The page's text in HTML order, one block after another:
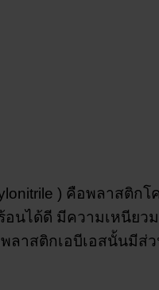
) คือพลาสติก
นได้ดี มีความเหนียว
ลาสติกเอบีเอสนั้นมี